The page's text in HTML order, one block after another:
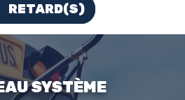
RETARD(S)
SYSTÈME